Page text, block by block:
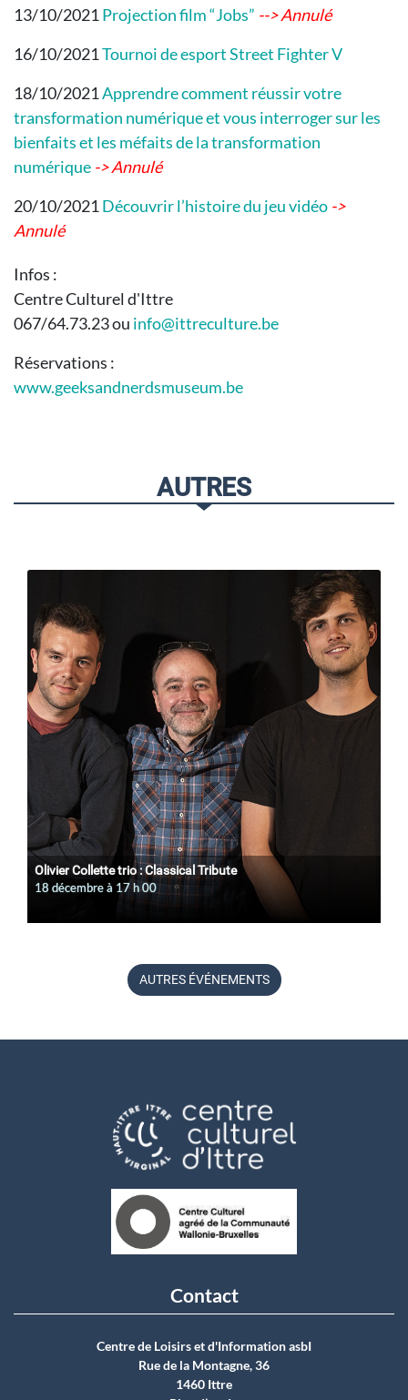
13/10/2021 Projection film “Jobs” --> Annulé
16/10/2021Tournoi de esport Street Fighter V
18/10/2021Apprendre comment réussir votre
transformation numérique et vous interroger sur les
bienfaits et les méfaits de la transformation
numérique -> Annulé
20/10/2021 Découvrir l’histoire du jeu vidéo ->
Annulé
Infos :
Centre Culturel d'Ittre
067/64.73.23 ou info@ittreculture.be
Réservations :
www.geeksandnerdsmuseum.be
AUTRES
Olivier Collette trio : Classical Tribute
18 décembre à 17 h 00
AUTRES ÉVÉNEMENTS
Contact
Centre de Loisirs et d'Information asbI
Rue de la Montagne, 36
1460 Ittre